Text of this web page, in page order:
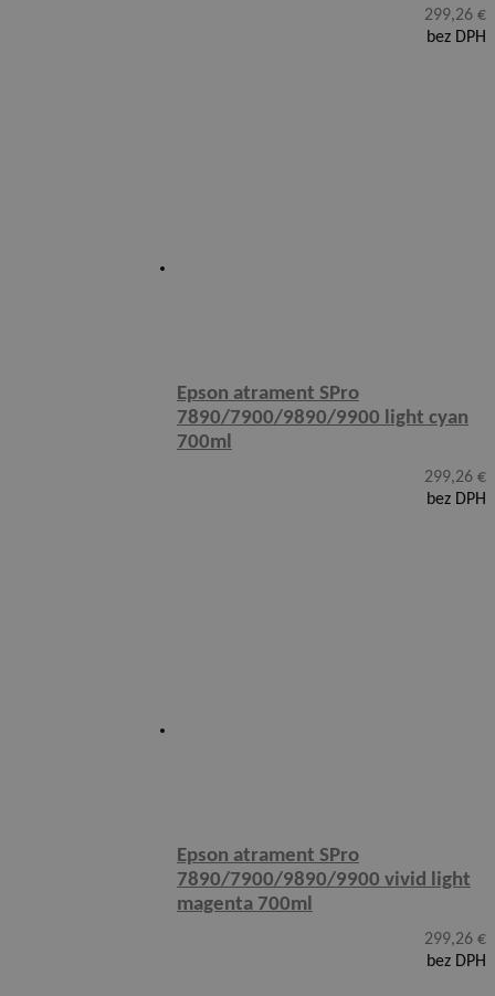
299,26 €
bez DPH
Epson atrament SPro
7890/7900/9890/9900 light cyan
700ml
299,26 €
bez DPH
Epson atrament SPro
7890/7900/9890/9900 vivid light
magenta 700ml
299,26 €
bez DPH